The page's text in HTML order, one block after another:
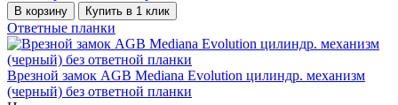
В корзину Купить в 1 клик
Ответные планки
Врезной замок AGB Mediana Evolution цилиндр. механизм
(черный) без ответной планки